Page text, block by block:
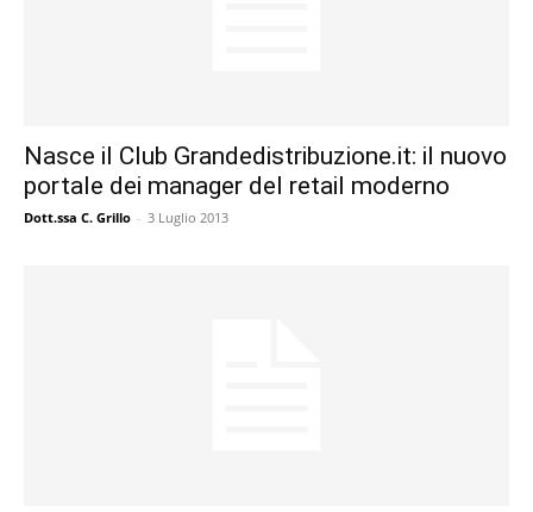
Nasce il Club Grandedistribuzione.it: il nuovo
portale dei manager del retail moderno
Dott.ssa C. Grillo - 3 Luglio 2013